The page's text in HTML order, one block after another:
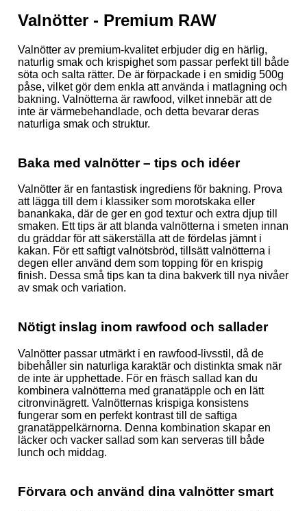
Valnötter - Premium RAW
Valnötter av premium-kvalitet erbjuder dig en härlig,
naturlig smak och krispighet som passar perfekt till både
söta och salta rätter. De är förpackade i en smidig 500g
påse, vilket gör dem enkla att använda i matlagning och
bakning. Valnötterna är rawfood, vilket innebär att de
inte är värmebehandlade, och detta bevarar deras
naturliga smak och struktur.
Baka med valnötter – tips och idéer
Valnötter är en fantastisk ingrediens för bakning. Prova
att lägga till dem i klassiker som morotskaka eller
banankaka, där de ger en god textur och extra djup till
smaken. Ett tips är att blanda valnötterna i smeten innan
du gräddar för att säkerställa att de fördelas jämnt i
kakan. För ett saftigt valnötsbröd, tillsätt valnötterna i
degen eller använd dem som topping för en krispig
finish. Dessa små tips kan ta dina bakverk till nya nivåer
av smak och variation.
Nötigt inslag inom rawfood och sallader
Valnötter passar utmärkt i en rawfood-livsstil, då de
bibehåller sin naturliga karaktär och distinkta smak när
de inte är upphettade. För en fräsch sallad kan du
kombinera valnötterna med granatäpple och en lätt
citronvinägrett. Valnötternas krispiga konsistens
fungerar som en perfekt kontrast till de saftiga
granatäppelkärnorna. Denna kombination skapar en
läcker och vacker sallad som kan serveras till både
lunch och middag.
Förvara och använd dina valnötter smart